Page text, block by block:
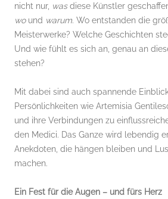
nicht nur, wasdiese Künstler
wound warum. Wo entstanden die
Meisterwerke? Welche Geschichten
Und wie fühlt es sich an, genau an
stehen?
Mit dabei sind auch spannende
Persönlichkeiten wie Artemisia
und ihre Verbindungen zu
den Medici. Das Ganze wird lebendig
Anekdoten, die hängen bleiben und
machen.
Ein Fest für die Augen – und fürs Herz